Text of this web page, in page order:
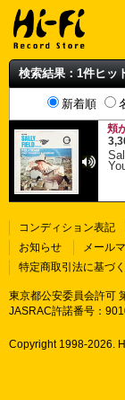
検索結果：1件ヒッ
新着順
頬
コンディション表記
お知らせ
メール
特定商取引法に基づ
東京都公安委員会許可
JASRAC許諾番号：
Copyright 1998-2026.